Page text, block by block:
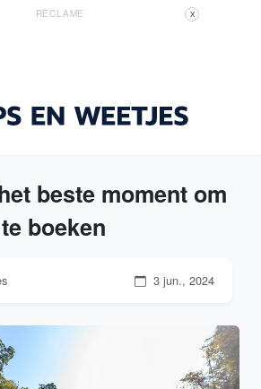
RECLAME X
beste moment om
boeken
3 jun., 2024